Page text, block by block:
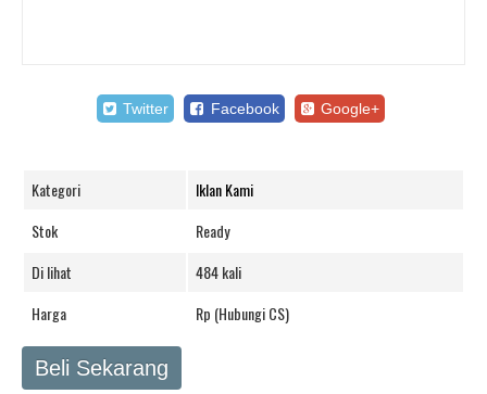
Twitter Facebook Google+
Kategori
Iklan Kami
Stok
Ready
Di lihat
484 kali
Harga
Rp (Hubungi CS)
Beli Sekarang